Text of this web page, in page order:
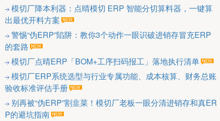
模切厂降本利器：点晴模切 ERP 智能分切算料器，一键算
出最优开料方案
警惕“伪ERP”陷阱：教你3个动作一眼识破进销存冒充ERP
的套路
模切厂点晴ERP「BOM+工序扫码报工」落地执行清单
模切厂ERP系统选型与行业专属功能、成本核算、财务总账
验收标准评估手册
别再被“伪ERP”割韭菜！模切厂老板一眼分清进销存和真ER
P的避坑指南